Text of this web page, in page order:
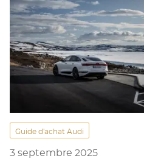
Guide d'achat Audi
3 septembre 2025